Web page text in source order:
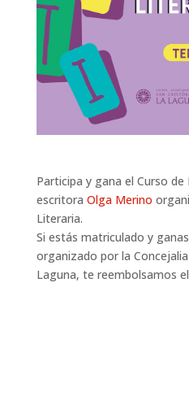
Participa y gana el Curso
escritora Olga Merino
Literaria.
Si estás matriculado y
organizado por la
Laguna, te reembolsamos